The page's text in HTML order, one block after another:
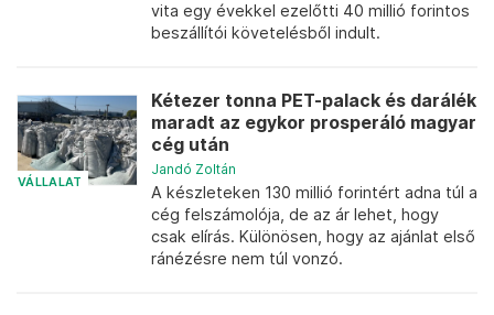
vita egy évekkel ezelőtti 40 millió forintos
beszállítói követelésből indult.
VÁLLALAT
Kétezer tonna PET-palack és darálék
maradt az egykor prosperáló magyar
cég után
Jandó Zoltán
A készleteken 130 millió forintért adna túl a
cég felszámolója, de az ár lehet, hogy
csak elírás. Különösen, hogy az ajánlat első
ránézésre nem túl vonzó.